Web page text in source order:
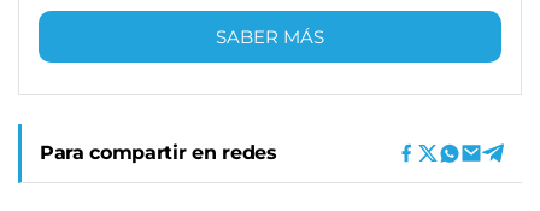
SABER MÁS
Para compartir en redes